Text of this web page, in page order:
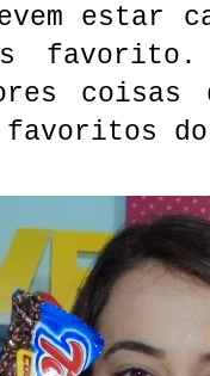
estar
favoritos